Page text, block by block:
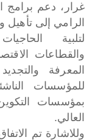
غرار، دعم برامج
الرامي إلى
لتلبية
والقطاعات
المعرفة
للمؤسسات
بمؤسسات
العالي.
وللاشارة تم